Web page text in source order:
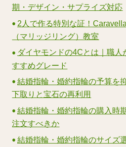
期・デザイン・サプライズ対応
2人で作る特別な証！
（マリッジリング）教室
ダイヤモンドの4Cとは｜職人
すすめグレード
結婚指輪・婚約指輪の予算を
下取りと宝石の再利用
結婚指輪・婚約指輪の購入時
注文すべきか
結婚指輪・婚約指輪のサイズ